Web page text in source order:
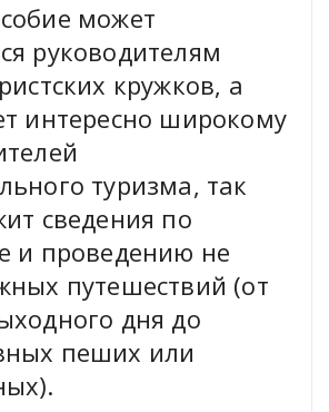
может
руководителям
кружков, а
интересно широкому
туризма, так
сведения по
и проведению не
путешествий (от
дня до
пеших или